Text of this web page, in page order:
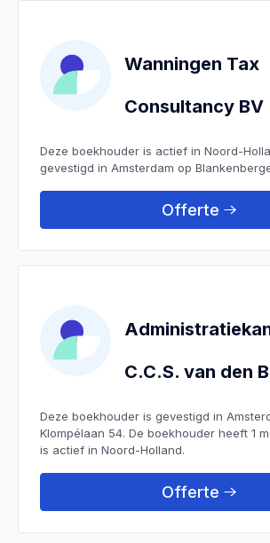
Wanningen Tax
Consultancy BV
Deze boekhouder is actief in Noord-
gevestigd in Amsterdam op
Offerte
C.C.S. van den
Deze boekhouder is gevestigd in
Klompélaan 54. De boekhouder heeft 1
is actief in Noord-Holland.
Offerte